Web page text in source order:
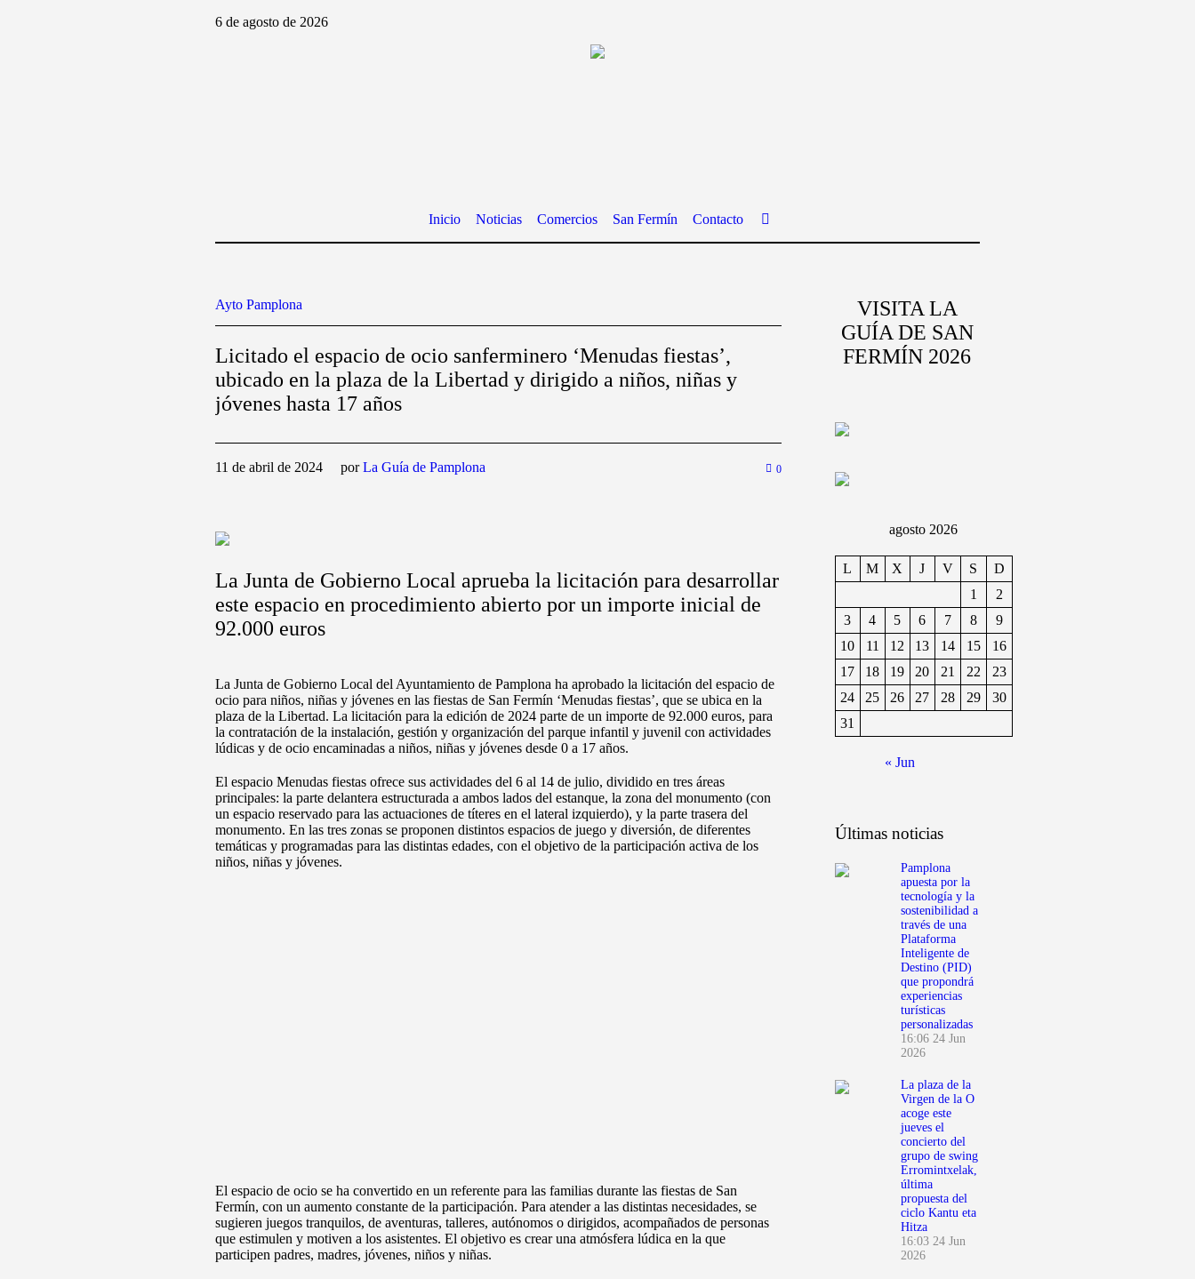
6 de agosto de 2026
Inicio Noticias Comercios San Fermín Contacto
Ayto Pamplona
Licitado el espacio de ocio sanferminero ‘Menudas fiestas’,
ubicado en la plaza de la Libertad y dirigido a niños, niñas y
jóvenes hasta 17 años
11 de abril de 2024 porLa Guía de Pamplona 0
La Junta de Gobierno Local aprueba la licitación para desarrollar
este espacio en procedimiento abierto por un importe inicial de
92.000 euros
La Junta de Gobierno Local del Ayuntamiento de Pamplona ha aprobado la licitación del espacio de
ocio para niños, niñas y jóvenes en las fiestas de San Fermín ‘Menudas fiestas’, que se ubica en la
plaza de la Libertad. La licitación para la edición de 2024 parte de un importe de 92.000 euros, para
la contratación de la instalación, gestión y organización del parque infantil y juvenil con actividades
lúdicas y de ocio encaminadas a niños, niñas y jóvenes desde 0 a 17 años.
El espacio Menudas fiestas ofrece sus actividades del 6 al 14 de julio, dividido en tres áreas
principales: la parte delantera estructurada a ambos lados del estanque, la zona del monumento (con
un espacio reservado para las actuaciones de títeres en el lateral izquierdo), y la parte trasera del
monumento. En las tres zonas se proponen distintos espacios de juego y diversión, de diferentes
temáticas y programadas para las distintas edades, con el objetivo de la participación activa de los
niños, niñas y jóvenes.
El espacio de ocio se ha convertido en un referente para las familias durante las fiestas de San
Fermín, con un aumento constante de la participación. Para atender a las distintas necesidades, se
sugieren juegos tranquilos, de aventuras, talleres, autónomos o dirigidos, acompañados de personas
que estimulen y motiven a los asistentes. El objetivo es crear una atmósfera lúdica en la que
participen padres, madres, jóvenes, niños y niñas.
VISITA LA
GUÍA DE SAN
FERMÍN 2026
agosto 2026
L M X J V S
D
1
2
3
4 5 6 7 8
9
10
11 12 13 14 15
16
17
18 19 20 21 22
23
24
25 26 27 28 29
30
31
« Jun
Últimas noticias
Pamplona
apuesta por la
tecnología y la
sostenibilidad a
través de una
Plataforma
Inteligente de
Destino (PID)
que propondrá
experiencias
turísticas
personalizadas
16:06 24 Jun
2026
La plaza de la
Virgen de la O
acoge este
jueves el
concierto del
grupo de swing
Erromintxelak,
última
propuesta del
ciclo Kantu eta
Hitza
16:03 24 Jun
2026